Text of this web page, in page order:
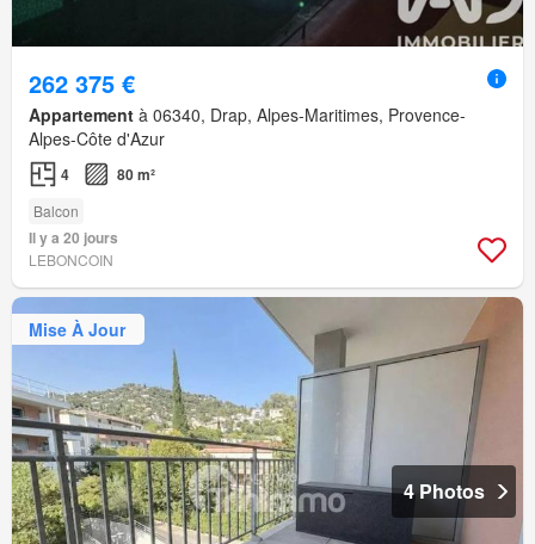
262 375 €
Appartement à 06340, Drap, Alpes-Maritimes, Provence-
Alpes-Côte d'Azur
4 80 m²
Balcon
Il y a 20 jours
LEBONCOIN
Mise À Jour
4 Photos